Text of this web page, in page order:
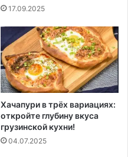
17.09.2025
Хачапури в трёх вариациях:
откройте глубину вкуса
грузинской кухни!
04.07.2025